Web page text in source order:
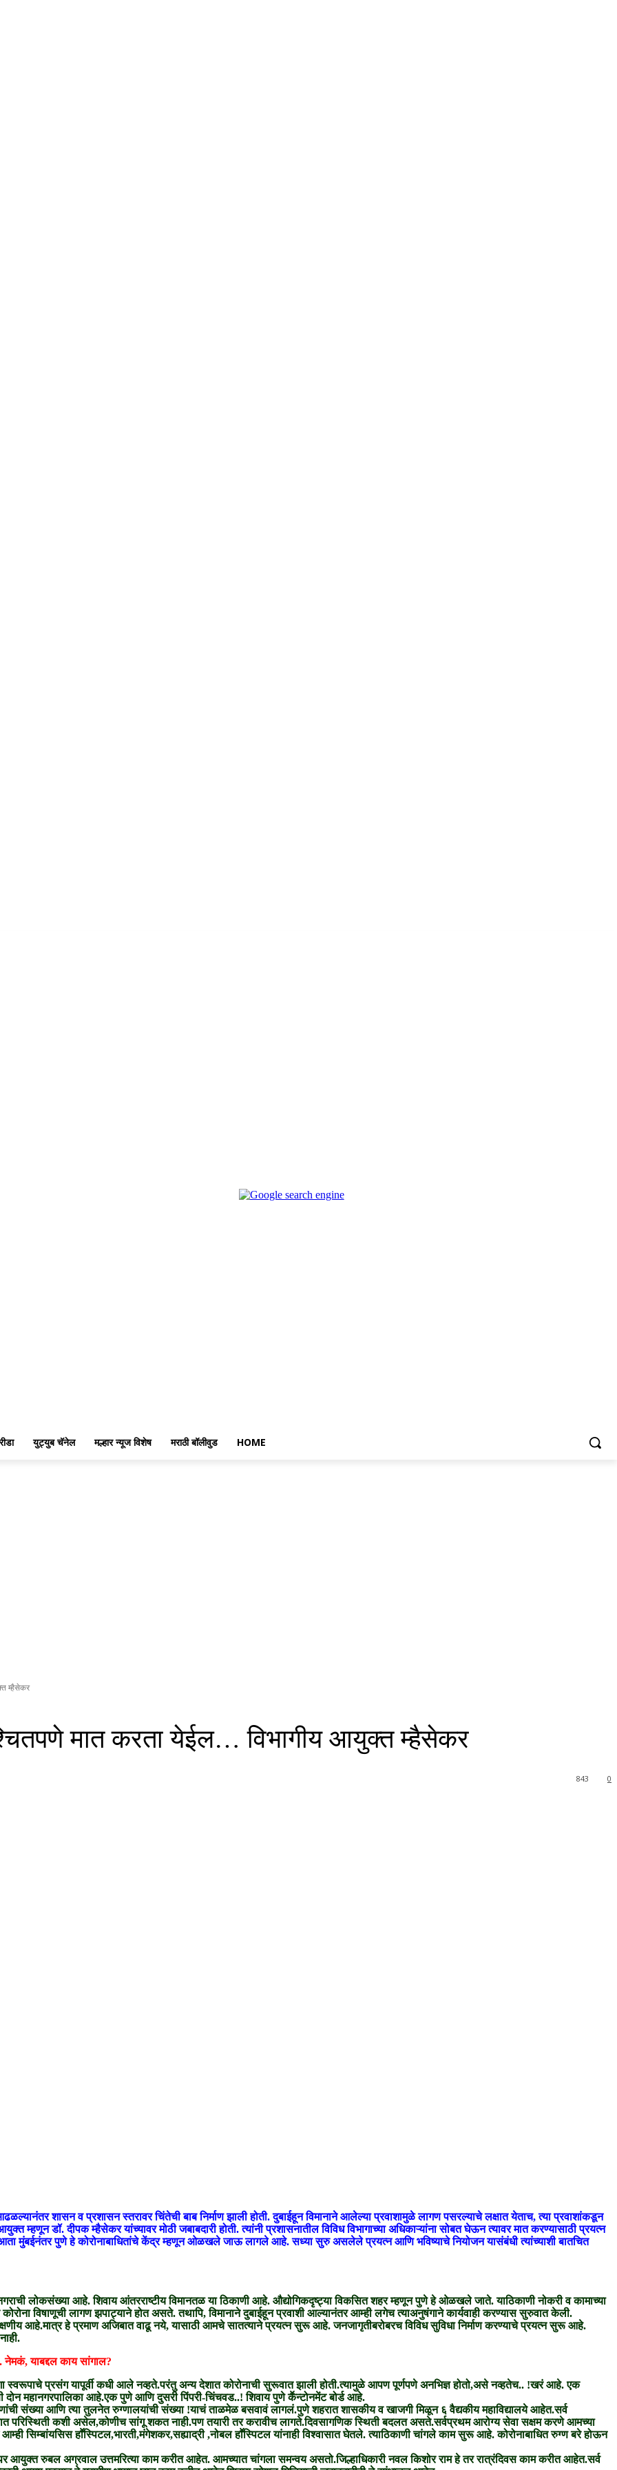
युट्युब चॅनेल मल्हार न्यूज विशेष मराठी बॉलीवुड HOME
म्हैसेकर
मात करता येईल… विभागीय आयुक्त म्हैसेकर
0
843
आढळल्यानंतर शासन व प्रशासन स्तरावर चिंतेची बाब निर्माण झाली होती. दुबाईहून विमानाने आलेल्या प्रवाशामुळे लागण पसरल्याचे लक्षात येताच, त्या प्रवाशांकडून
म्हणून डॉ. दीपक म्हैसेकर यांच्यावर मोठी जबाबदारी होती. त्यांनी प्रशासनातील विविध विभागाच्या अधिकाऱ्यांना सोबत घेऊन त्यावर मात करण्यासाठी प्रयत्न
पुणे हे कोरोनाबाधितांचे केंद्र म्हणून ओळखले जाऊ लागले आहे. सध्या सुरु असलेले प्रयत्न आणि भविष्याचे नियोजन यासंबंधी त्यांच्याशी बातचित
लोकसंख्या आहे. शिवाय आंतरराष्टीय विमानतळ या ठिकाणी आहे. औद्योगिकदृष्ट्या विकसित शहर म्हणून पुणे हे ओळखले जाते. याठिकाणी नोकरी व कामाच्या
विषाणूची लागण झपाट्याने होत असते. तथापि, विमानाने दुबाईहून प्रवाशी आल्यानंतर आम्ही लगेच त्याअनुषंगाने कार्यवाही करण्यास सुरुवात केली.
आहे.मात्र हे प्रमाण अजिबात वाढू नये, यासाठी आमचे सातत्याने प्रयत्न सुरू आहे. जनजागृतीबरोबरच विविध सुविधा निर्माण करण्याचे प्रयत्न सुरू आहे.
नेमकं, याबद्दल काय सांगाल?
प्रसंग यापूर्वी कधी आले नव्हते.परंतु अन्य देशात कोरोनाची सुरूवात झाली होती.त्यामुळे आपण पूर्णपणे अनभिज्ञ होतो,असे नव्हतेच.. !खरं आहे. एक
दोन महानगरपालिका आहे.एक पुणे आणि दुसरी पिंपरी-चिंचवड..! शिवाय पुणे कॕन्टोनमेंट बोर्ड आहे.
संख्या आणि त्या तुलनेत रुग्णालयांची संख्या !याचं ताळमेळ बसवावं लागलं.पुणे शहरात शासकीय व खाजगी मिळून ६ वैद्यकीय महाविद्यालये आहेत.सर्व
परिस्थिती कशी असेल,कोणीच सांगू शकत नाही.पण तयारी तर करावीच लागते.दिवसागणिक स्थिती बदलत असते.सर्वप्रथम आरोग्य सेवा सक्षम करणे आमच्या
सिम्बांयसिस हाॕस्पिटल,भारती,मंगेशकर,सह्याद्री ,नोबल हाॕस्पिटल यांनाही विश्वासात घेतले. त्याठिकाणी चांगले काम सुरू आहे. कोरोनाबाधित रुग्ण बरे होऊन
रुबल अग्रवाल उत्तमरित्या काम करीत आहेत. आमच्यात चांगला समन्वय असतो.जिल्हाधिकारी नवल किशोर राम हे तर रात्रंदिवस काम करीत आहेत.सर्व